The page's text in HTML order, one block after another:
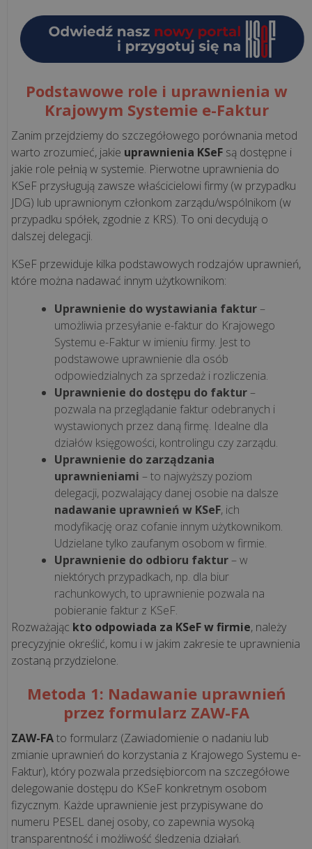
CASE
podawana
przez
misia
technologia
odporna
mróz.
Zob...
Niezawodna
infrastruktura
rosnącej
„Krzepka
technologia
marzenia
zdrowy...
Nowoczesne
stanowisko
które
oszczędza
czas.
Zobacz,
...
Skalowanie
biznesu
bez
Podstawowe role i uprawnienia w
Krajowym Systemie e-Faktur
Zanim przejdziemy do szczegółowego porównania metod
warto zrozumieć, jakie uprawnienia KSeF są dostępne i
jakie role pełnią w systemie. Pierwotne uprawnienia do
KSeF przysługują zawsze właścicielowi firmy (w przypadku
JDG) lub uprawnionym członkom zarządu/wspólnikom (w
przypadku spółek, zgodnie z KRS). To oni decydują o
dalszej delegacji.
KSeF przewiduje kilka podstawowych rodzajów uprawnień,
które można nadawać innym użytkownikom:
Uprawnienie do wystawiania faktur–
umożliwia przesyłanie e-faktur do Krajowego
Systemu e-Faktur w imieniu firmy. Jest to
podstawowe uprawnienie dla osób
odpowiedzialnych za sprzedaż i rozliczenia.
Uprawnienie do dostępu do faktur–
pozwala na przeglądanie faktur odebranych i
wystawionych przez daną firmę. Idealne dla
działów księgowości, kontrolingu czy zarządu.
Uprawnienie do zarządzania
uprawnieniami – to najwyższy poziom
delegacji, pozwalający danej osobie na dalsze
nadawanie uprawnień w KSeF, ich
modyfikację oraz cofanie innym użytkownikom.
Udzielane tylko zaufanym osobom w firmie.
Uprawnienie do odbioru faktur– w
niektórych przypadkach, np. dla biur
rachunkowych, to uprawnienie pozwala na
pobieranie faktur z KSeF.
Rozważając kto odpowiada za KSeFw firmie, należy
precyzyjnie określić, komu i w jakim zakresie te uprawnienia
zostaną przydzielone.
Metoda 1: Nadawanie uprawnień
przez formularz ZAW-FA
ZAW-FAto formularz (Zawiadomienie o nadaniu lub
zmianie uprawnień do korzystania z Krajowego Systemu e-
Faktur), który pozwala przedsiębiorcom na szczegółowe
delegowanie dostępu do KSeF konkretnym osobom
fizycznym. Każde uprawnienie jest przypisywane do
numeru PESEL danej osoby, co zapewnia wysoką
transparentność i możliwość śledzenia działań.